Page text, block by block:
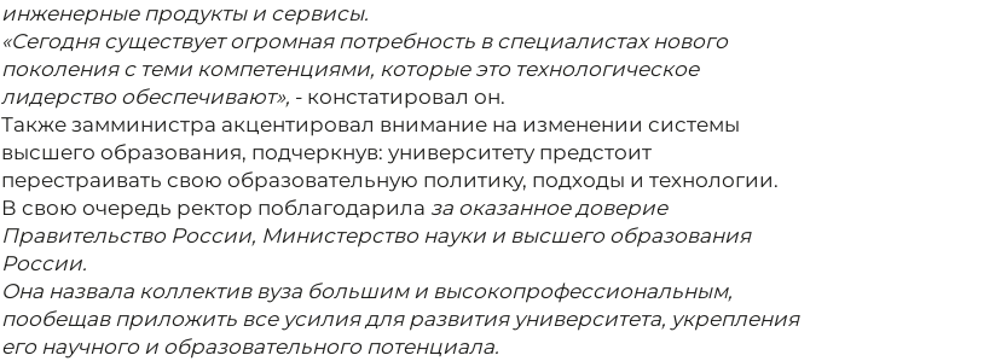
инженерные продукты и сервисы.
«Сегодня существует огромная потребность в специалистах нового
поколения с теми компетенциями, которые это технологическое
лидерство обеспечивают», - констатировал он.
Также замминистра акцентировал внимание на изменении системы
высшего образования, подчеркнув: университету предстоит
перестраивать свою образовательную политику, подходы и технологии.
В свою очередь ректор поблагодарила за оказанное доверие
Правительство России, Министерство науки и высшего образования
России.
Она назвала коллектив вуза большим и высокопрофессиональным,
пообещав приложить все усилия для развития университета, укрепления
его научного и образовательного потенциала.